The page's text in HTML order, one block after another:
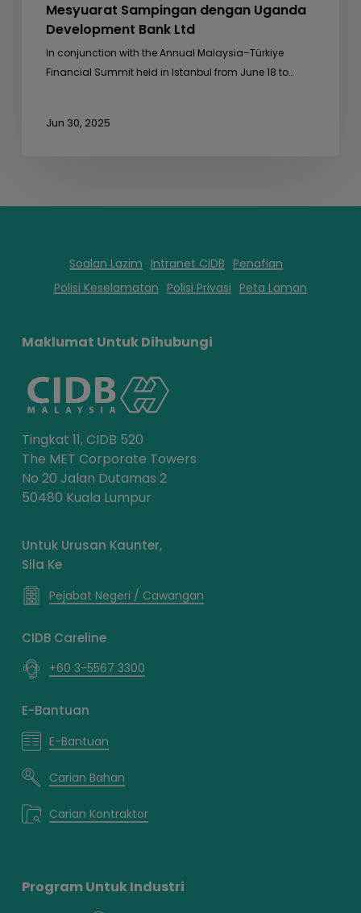
Mesyuarat Sampingan dengan Uganda
Development Bank Ltd
In conjunction with the Annual Malaysia–Türkiye
Financial Summit held in Istanbul from June 18 to…
Jun 30, 2025
Soalan Lazim Intranet CIDB Penafian
Polisi Keselamatan Polisi Privasi Peta Laman
Maklumat Untuk Dihubungi
Tingkat 11, CIDB 520
The MET Corporate Towers
No 20 Jalan Dutamas 2
50480 Kuala Lumpur
Untuk Urusan Kaunter,
Sila Ke
Pejabat Negeri / Cawangan
CIDB Careline
+60 3-5567 3300
E-Bantuan
E-Bantuan
Carian Bahan
Carian Kontraktor
Program Untuk Industri